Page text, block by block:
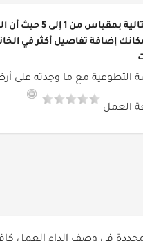
الرجاء تقييم النقاط
إضافة تفاصيل أكثر في
العمل